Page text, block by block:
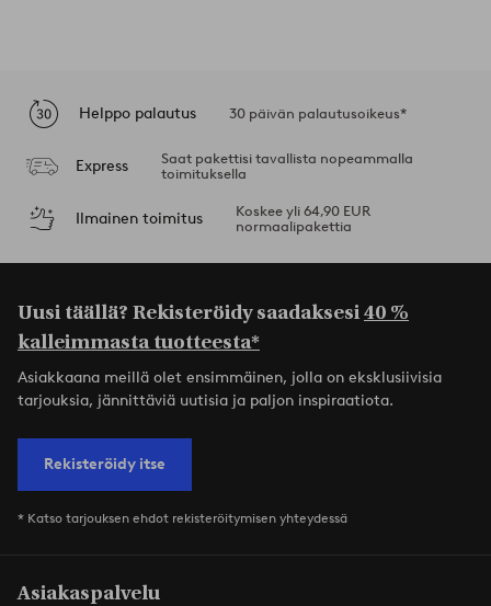
Helppo palautus 30 päivän palautusoikeus*
Express
Saat pakettisi tavallista nopeammalla
toimituksella
Ilmainen toimitus
Koskee yli 64,90 EUR
normaalipakettia
Uusi täällä? Rekisteröidy saadaksesi40 %
kalleimmasta tuotteesta*
Asiakkaana meillä olet ensimmäinen, jolla on eksklusiivisia
tarjouksia, jännittäviä uutisia ja paljon inspiraatiota.
Rekisteröidy itse
* Katso tarjouksen ehdot rekisteröitymisen yhteydessä
Asiakaspalvelu